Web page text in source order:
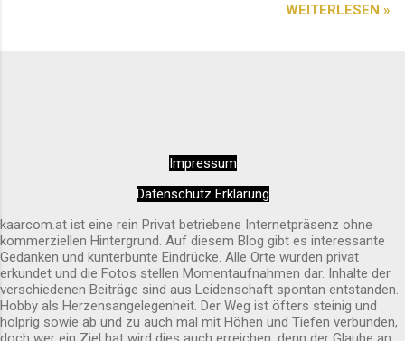
diesem Ort ein erbitterter und blutiger Kampf.
sehr entspannend und rundherum harmonisch.
Alles wirkt sehr sauber und liebevoll gepflegt.
Außen ist sie schon von Weitem erkennbar.
WEITERLESEN »
Impressum
Datenschutz Erklärung
kaarcom.at ist eine rein Privat betriebene Internetpräsenz ohne
kommerziellen Hintergrund. Auf diesem Blog gibt es interessante
Gedanken und kunterbunte Eindrücke. Alle Orte wurden privat
erkundet und die Fotos stellen Momentaufnahmen dar. Inhalte der
verschiedenen Beiträge sind aus Leidenschaft spontan entstanden.
Hobby als Herzensangelegenheit. Der Weg ist öfters steinig und
holprig sowie ab und zu auch mal mit Höhen und Tiefen verbunden,